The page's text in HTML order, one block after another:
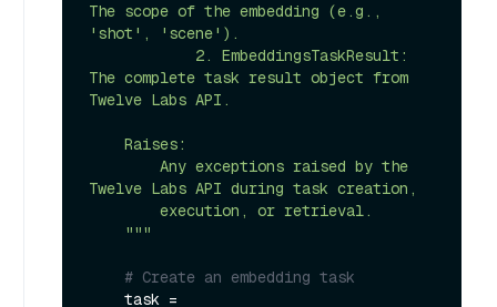
The scope of the embedding (e.g.,
'shot', 'scene').
The complete task result object from
Twelve Labs API.
Twelve Labs API during task creation,
    """
# Create an embedding task